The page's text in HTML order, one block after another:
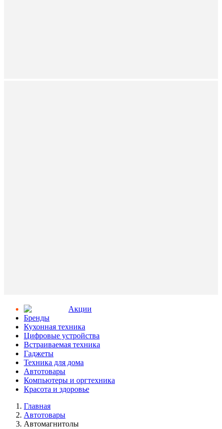
Aкции
Бренды
Кухонная техника
Цифровые устройства
Встраиваемая техника
Гаджеты
Техника для дома
Автотовары
Компьютеры и оргтехника
Красота и здоровье
Главная
Автотовары
Автомагнитолы